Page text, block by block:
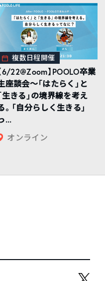
複数日程開催
6/22@Zoom】POOLO卒業
座談会〜「はたらく」と
生きる」の境界線を考え
。「自分らしく生きる」
...
オンライン